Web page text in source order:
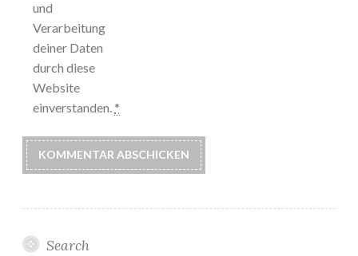
und
Verarbeitung
deiner Daten
durch diese
Website
einverstanden. *
Search